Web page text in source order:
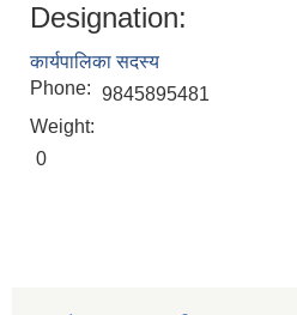
Designation:
कार्यपालिका सदस्य
Phone: 9845895481
Weight:
0